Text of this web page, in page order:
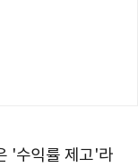
'수익률 제고'라